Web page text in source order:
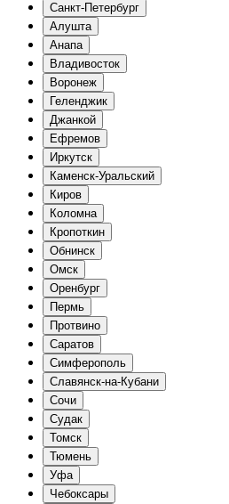
Санкт-Петербург
Алушта
Анапа
Владивосток
Воронеж
Геленджик
Джанкой
Ефремов
Иркутск
Каменск-Уральский
Киров
Коломна
Кропоткин
Обнинск
Омск
Оренбург
Пермь
Протвино
Саратов
Симферополь
Славянск-на-Кубани
Сочи
Судак
Томск
Тюмень
Уфа
Чебоксары